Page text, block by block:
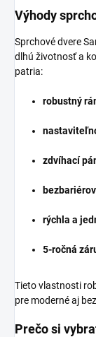
Výhody
Sprchové dvere
dlhú životnosť a
patria:
robustný
zdvíhací
rýchla a
5-ročná
Tieto vlastnosti
pre moderné aj
Prečo si